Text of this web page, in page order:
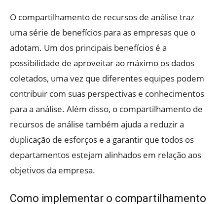
O compartilhamento de recursos de análise traz
uma série de benefícios para as empresas que o
adotam. Um dos principais benefícios é a
possibilidade de aproveitar ao máximo os dados
coletados, uma vez que diferentes equipes podem
contribuir com suas perspectivas e conhecimentos
para a análise. Além disso, o compartilhamento de
recursos de análise também ajuda a reduzir a
duplicação de esforços e a garantir que todos os
departamentos estejam alinhados em relação aos
objetivos da empresa.
Como implementar o compartilhamento